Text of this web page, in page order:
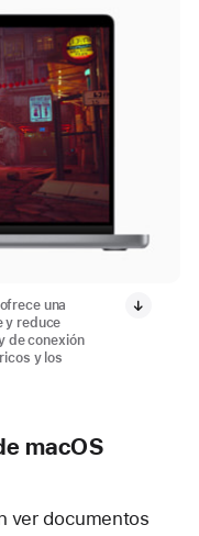
una
y reduce
de conexión
y los
macOS
ver documentos